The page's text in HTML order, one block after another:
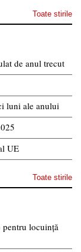
Toate stirile
de anul trecut
luni ale anului
UE
Toate stirile
pentru locuință